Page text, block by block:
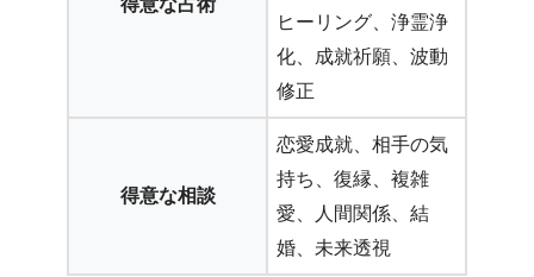
ヒーリング、浄霊浄
化、成就祈願、波動
修正
得意な相談
恋愛成就、相手の気
持ち、復縁、複雑
愛、人間関係、結
婚、未来透視